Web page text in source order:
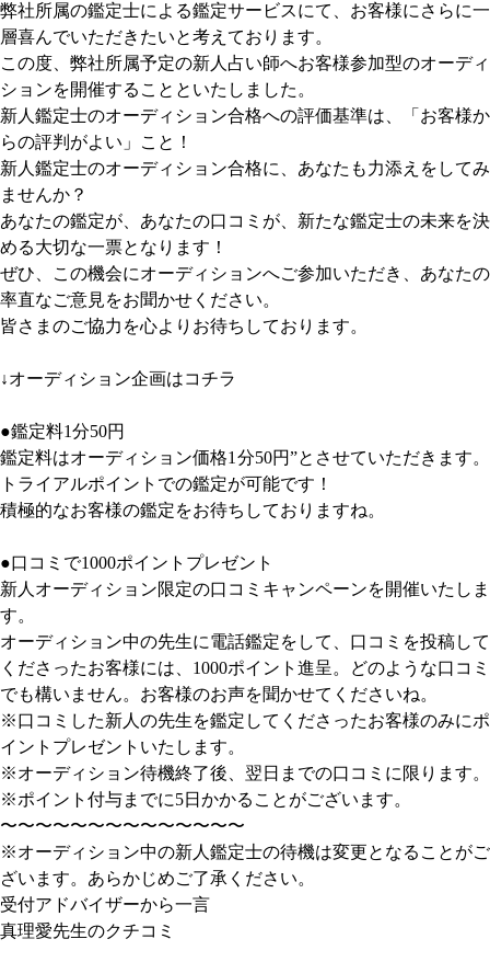
弊社所属の鑑定士による鑑定サービスにて、お客様にさらに一
層喜んでいただきたいと考えております。
この度、弊社所属予定の新人占い師へお客様参加型のオーディ
ションを開催することといたしました。
新人鑑定士のオーディション合格への評価基準は、「お客様か
らの評判がよい」こと！
新人鑑定士のオーディション合格に、あなたも力添えをしてみ
ませんか？
あなたの鑑定が、あなたの口コミが、新たな鑑定士の未来を決
める大切な一票となります！
ぜひ、この機会にオーディションへご参加いただき、あなたの
率直なご意見をお聞かせください。
皆さまのご協力を心よりお待ちしております。
↓オーディション企画はコチラ
●鑑定料1分50円
鑑定料はオーディション価格1分50円”とさせていただきます。
トライアルポイントでの鑑定が可能です！
積極的なお客様の鑑定をお待ちしておりますね。
●口コミで1000ポイントプレゼント
新人オーディション限定の口コミキャンペーンを開催いたしま
す。
オーディション中の先生に電話鑑定をして、口コミを投稿して
くださったお客様には、1000ポイント進呈。どのような口コミ
でも構いません。お客様のお声を聞かせてくださいね。
※口コミした新人の先生を鑑定してくださったお客様のみにポ
イントプレゼントいたします。
※オーディション待機終了後、翌日までの口コミに限ります。
※ポイント付与までに5日かかることがございます。
〜〜〜〜〜〜〜〜〜〜〜〜〜〜
※オーディション中の新人鑑定士の待機は変更となることがご
ざいます。あらかじめご了承ください。
受付アドバイザーから一言
真理愛先生のクチコミ